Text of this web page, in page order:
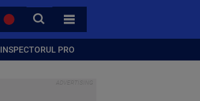
CAUTA
TOATE CATEGORIILE
INSPECTORUL PRO